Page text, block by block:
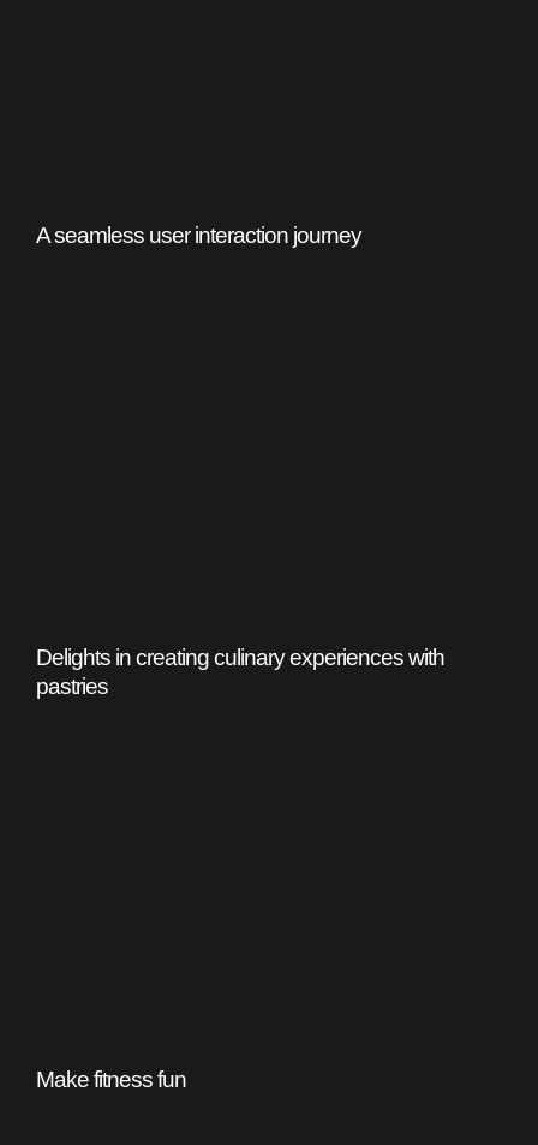
A seamless user interaction journey
Delights in creating culinary experiences with
pastries
Make fitness fun